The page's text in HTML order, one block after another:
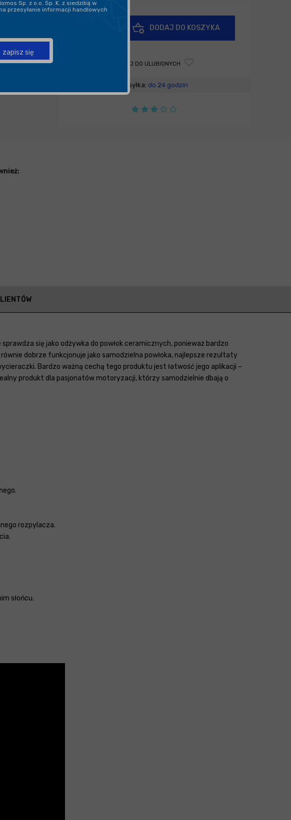
Udostępnij
DODAJ DO KOSZYKA
DODAJ DO ULUBIONYCH
Wysyłka: do 24 godzin
się jako odżywka do powłok ceramicznych, ponieważ bardzo
dobrze funkcjonuje jako samodzielna powłoka, najlepsze rezultaty
Bardzo ważną cechą tego produktu jest łatwość jego aplikacji –
produkt dla pasjonatów motoryzacji, którzy samodzielnie dbają o
rozpylacza.
słońcu.
Sp. z o.o. Sp. K. z siedzibą w
przesyłanie informacji handlowych
zapisz się